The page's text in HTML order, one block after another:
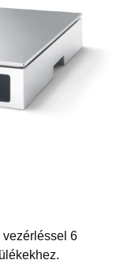
vezérléssel 6